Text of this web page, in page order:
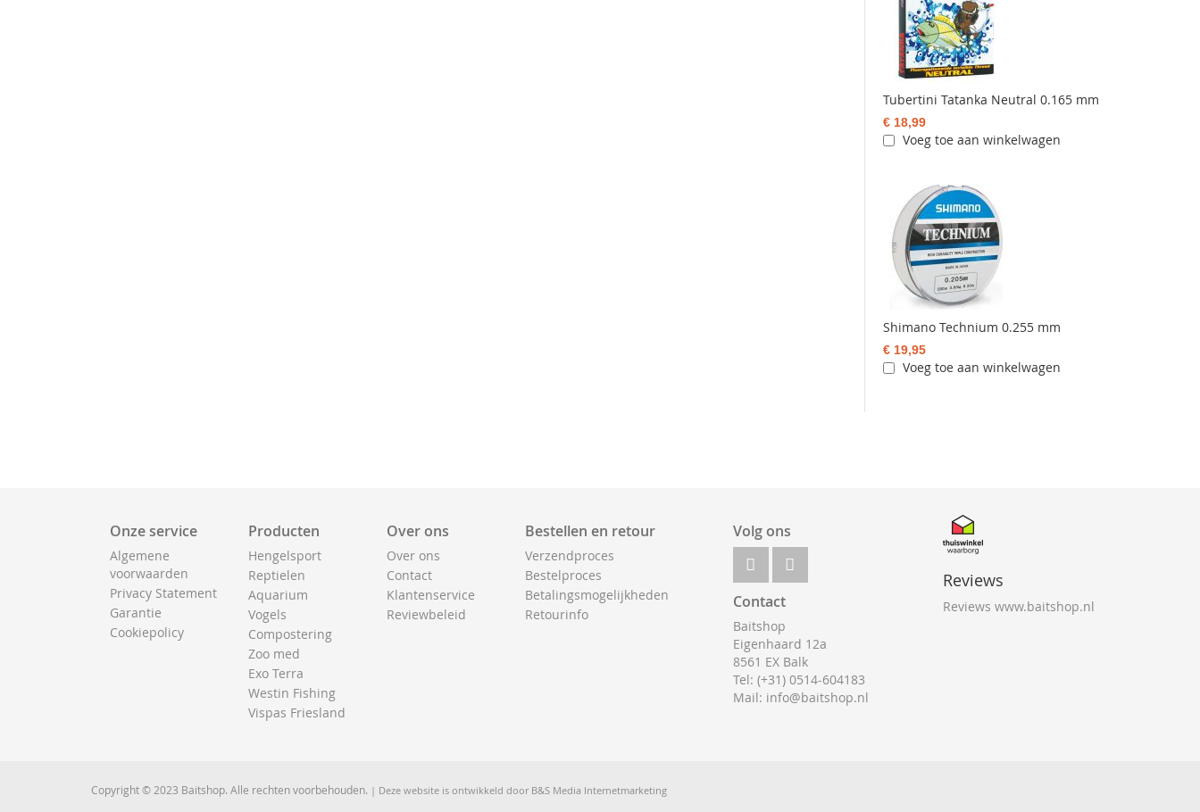
Tubertini Tatanka Neutral 0.165 mm
€ 18,99
Voeg toe aan winkelwagen
Shimano Technium 0.255 mm
€ 19,95
Voeg toe aan winkelwagen
Onze service
Algemene
voorwaarden
Privacy Statement
Garantie
Cookiepolicy
Producten
Hengelsport
Reptielen
Aquarium
Vogels
Compostering
Zoo med
Exo Terra
Westin Fishing
Vispas Friesland
Over ons
Over ons
Contact
Klantenservice
Reviewbeleid
Bestellen en retour
Verzendproces
Bestelproces
Betalingsmogelijkheden
Retourinfo
Volg ons
Contact
Baitshop
Eigenhaard 12a
8561 EX Balk
Tel: (+31) 0514-604183
Mail: info@baitshop.nl
Reviews
Reviews www.baitshop.nl
Copyright © 2023 Baitshop. Alle rechten voorbehouden. | Deze website is ontwikkeld door B&S Media Internetmarketing